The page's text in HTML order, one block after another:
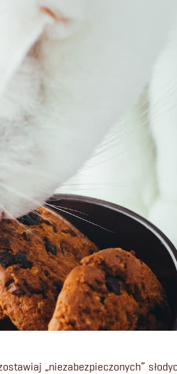
„niezabezpieczonych”